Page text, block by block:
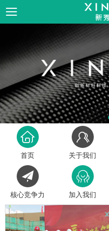
首页 关于我们
核心竞争力 加入我们